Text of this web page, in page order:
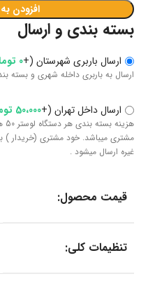
افزودن
بسته بندی و ارسال
ارسال باربری شهرستان (
+
0
ارسال به باربری داخله شهری و بسته
ارسال داخل تهران (
+50،000
مشتری میباشد. خود مشتری (خریدار )
غیره ارسال میشود .
قیمت محصول:
تنظیمات کلی: